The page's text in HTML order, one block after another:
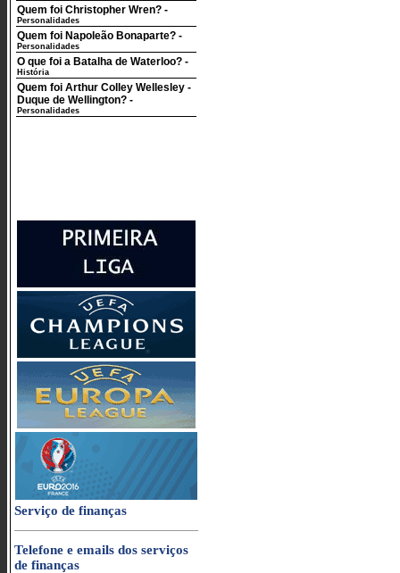
Quem foi Christopher Wren? -
Personalidades
Quem foi Napoleão Bonaparte? -
Personalidades
O que foi a Batalha de Waterloo? -
História
Quem foi Arthur Colley Wellesley -
Duque de Wellington? -
Personalidades
Serviço de finanças
Telefone e emails dos serviços
de finanças